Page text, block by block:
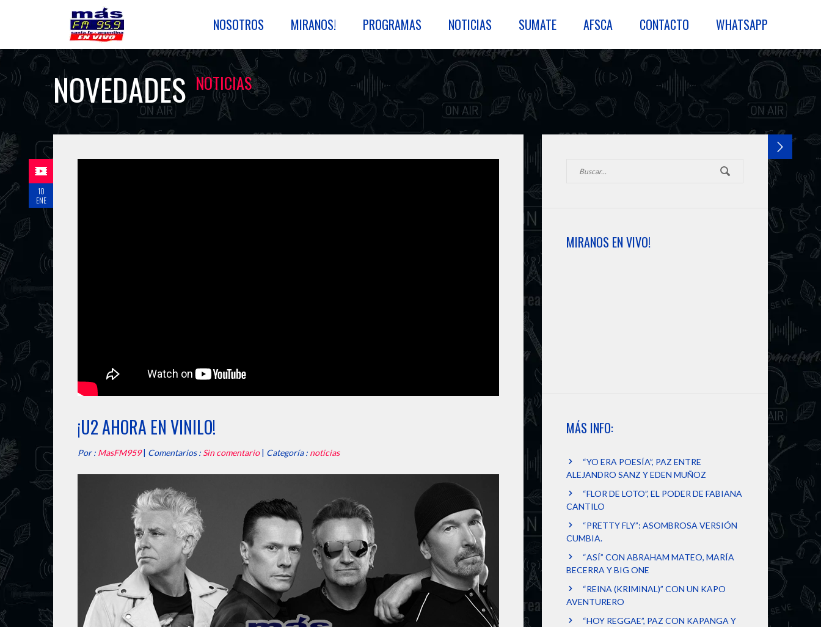
NOSOTROS MIRANOS! PROGRAMAS NOTICIAS SUMATE AFSCA CONTACTO WHATSAPP
NOVEDADES NOTICIAS
¡U2 AHORA EN VINILO!
Por : MasFM959| Comentarios : Sin comentario| Categoría : noticias
10
ENE
MIRANOS EN VIVO!
MÁS INFO:
“YO ERA POESÍA”, PAZ ENTRE
ALEJANDRO SANZ Y EDEN MUÑOZ
“FLOR DE LOTO”, EL PODER DE FABIANA
CANTILO
“PRETTY FLY”: ASOMBROSA VERSIÓN
CUMBIA.
“ASÍ” CON ABRAHAM MATEO, MARÍA
BECERRA Y BIG ONE
“REINA (KRIMINAL)” CON UN KAPO
AVENTURERO
“HOY REGGAE”, PAZ CON KAPANGA Y